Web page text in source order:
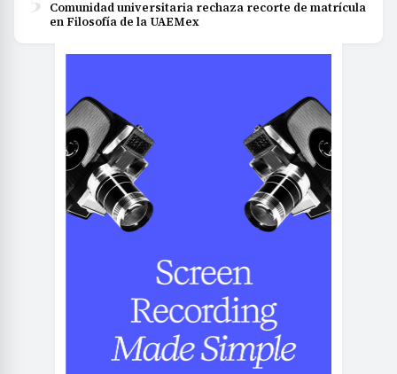
Comunidad universitaria rechaza recorte de matrícula
en Filosofía de la UAEMex